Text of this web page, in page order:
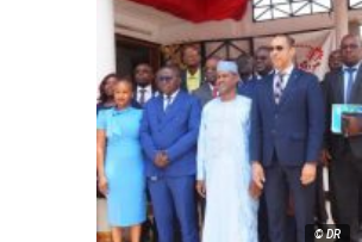
© DR